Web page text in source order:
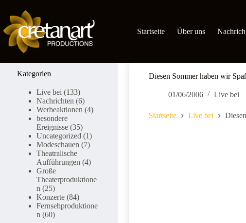
springen
Startseite
Über uns
Diesen Sommer haben wir
01/06/2006 Live bei
Startseite Live bei
Kategorien
Live bei (133)
Nachrichten (6)
Werbeaktionen (4)
besondere
Ereignisse (35)
Uncategorized (1)
Modeschauen (7)
Theatralische
Aufführungen (4)
Große
Theaterproduktione
n (25)
Konzerte (84)
Fernsehproduktione
n (60)